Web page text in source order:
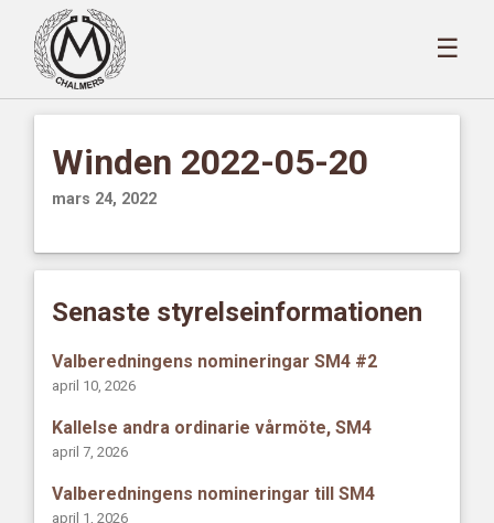
☰
Winden 2022-05-20
mars 24, 2022
Senaste styrelseinformationen
Valberedningens nomineringar SM4 #2
april 10, 2026
Kallelse andra ordinarie vårmöte, SM4
april 7, 2026
Valberedningens nomineringar till SM4
april 1, 2026